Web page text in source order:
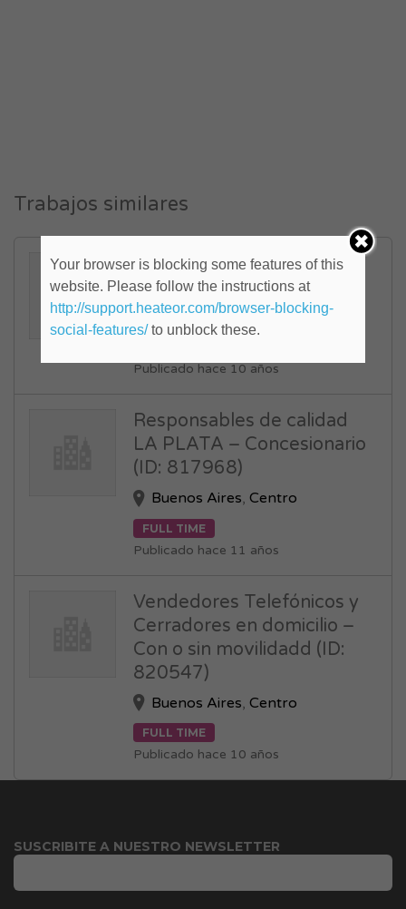
Trabajos similares
Desarrollador NET Semi
Senior (ID: 820751)
Capital Federal,Centro
Publicado hace 10 años
Responsables de calidad
LA PLATA – Concesionario
(ID: 817968)
Buenos Aires,Centro
FULL TIME
Publicado hace 11 años
Vendedores Telefónicos y
Cerradores en domicilio –
Con o sin movilidadd (ID:
820547)
Buenos Aires,Centro
FULL TIME
Publicado hace 10 años
SUSCRIBITE A NUESTRO NEWSLETTER
Your browser is blocking some features of this
website. Please follow the instructions at
http://support.heateor.com/browser-blocking-
social-features/to unblock these.